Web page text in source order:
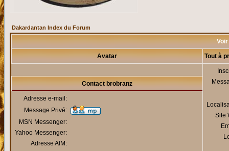
Dakardantan Index du Forum
Avatar Tout à
Site
Contact brobranz
Adresse e-mail:
Message Privé:
MSN Messenger:
Yahoo Messenger:
Adresse AIM: